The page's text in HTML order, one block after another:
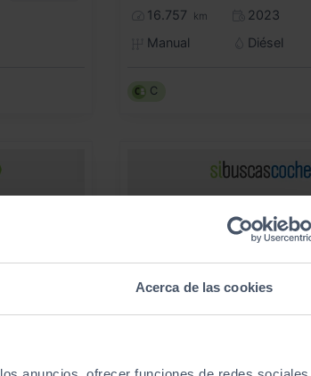
Acerca de las cookies
16.757 km
2023
Manual
Diésel
C